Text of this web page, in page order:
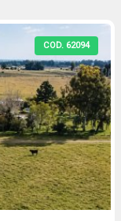
COD. 62094